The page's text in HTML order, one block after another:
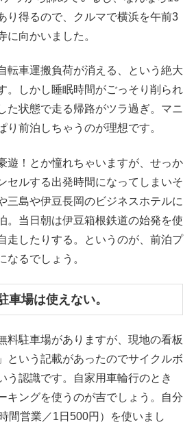
り得るので、クルマで横浜を午前3
に向かいました。
転車運搬負荷が消える、という絶大
。しかし睡眠時間がごっそり削られ
た状態で走る帰路がツラ過ぎ。マニ
り前泊しちゃうのが理想です。
遊！とか憧れちゃいますが、せっか
セルする出発時間になってしまいそ
三島や伊豆長岡のビジネスホテルに
。当日朝は伊豆箱根鉄道の始発を使
走したりする。というのが、前泊プ
なるでしょう。
車場は使えない。
料駐車場がありますが、現地の看板
という記載があったのでサイクルボ
う認識です。自家用車輪行のとき
キングを使うのが吉でしょう。自分
間営業／1日500円）を使いまし